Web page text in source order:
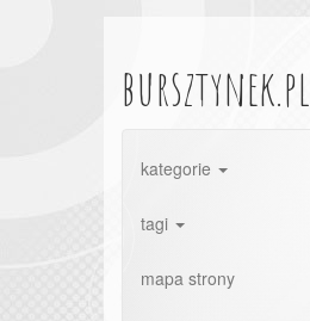
bursztynek.pl
kategorie
tagi
mapa strony